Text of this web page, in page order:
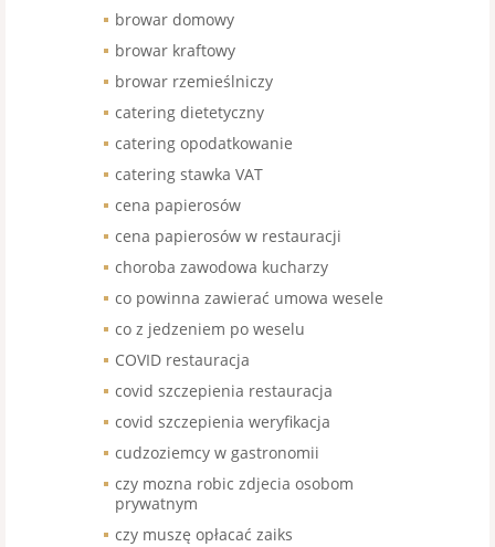
browar domowy
browar kraftowy
browar rzemieślniczy
catering dietetyczny
catering opodatkowanie
catering stawka VAT
cena papierosów
cena papierosów w restauracji
choroba zawodowa kucharzy
co powinna zawierać umowa wesele
co z jedzeniem po weselu
COVID restauracja
covid szczepienia restauracja
covid szczepienia weryfikacja
cudzoziemcy w gastronomii
czy mozna robic zdjecia osobom
prywatnym
czy muszę opłacać zaiks